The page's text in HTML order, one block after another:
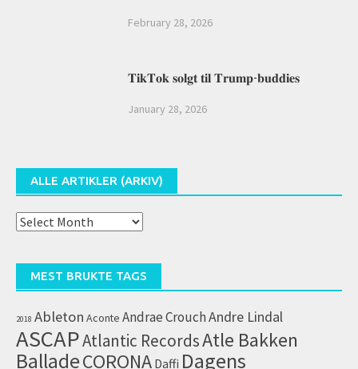
February 28, 2026
𝐓𝐢𝐤𝐓𝐨𝐤 𝐬𝐨𝐥𝐠𝐭 𝐭𝐢𝐥 𝐓𝐫𝐮𝐦𝐩-𝐛𝐮𝐝𝐝𝐢𝐞𝐬
January 28, 2026
ALLE ARTIKLER (ARKIV)
Alle
MEST BRUKTE TAGS
2018 Ableton Aconte Andrae CrouchAndre Lindal
ASCAPAtlantic RecordsAtle Bakken
BalladeCORONA Daffi Dagens